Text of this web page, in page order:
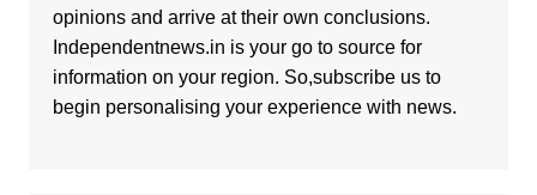
opinions and arrive at their own conclusions.
Independentnews.in is your go to source for
information on your region. So,subscribe us to
begin personalising your experience with news.